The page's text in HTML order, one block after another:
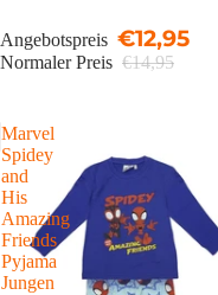
Angebotspreis €12,95
Normaler Preis €14,95
Marvel
Spidey
and
His
Amazing
Friends
Pyjama
Jungen